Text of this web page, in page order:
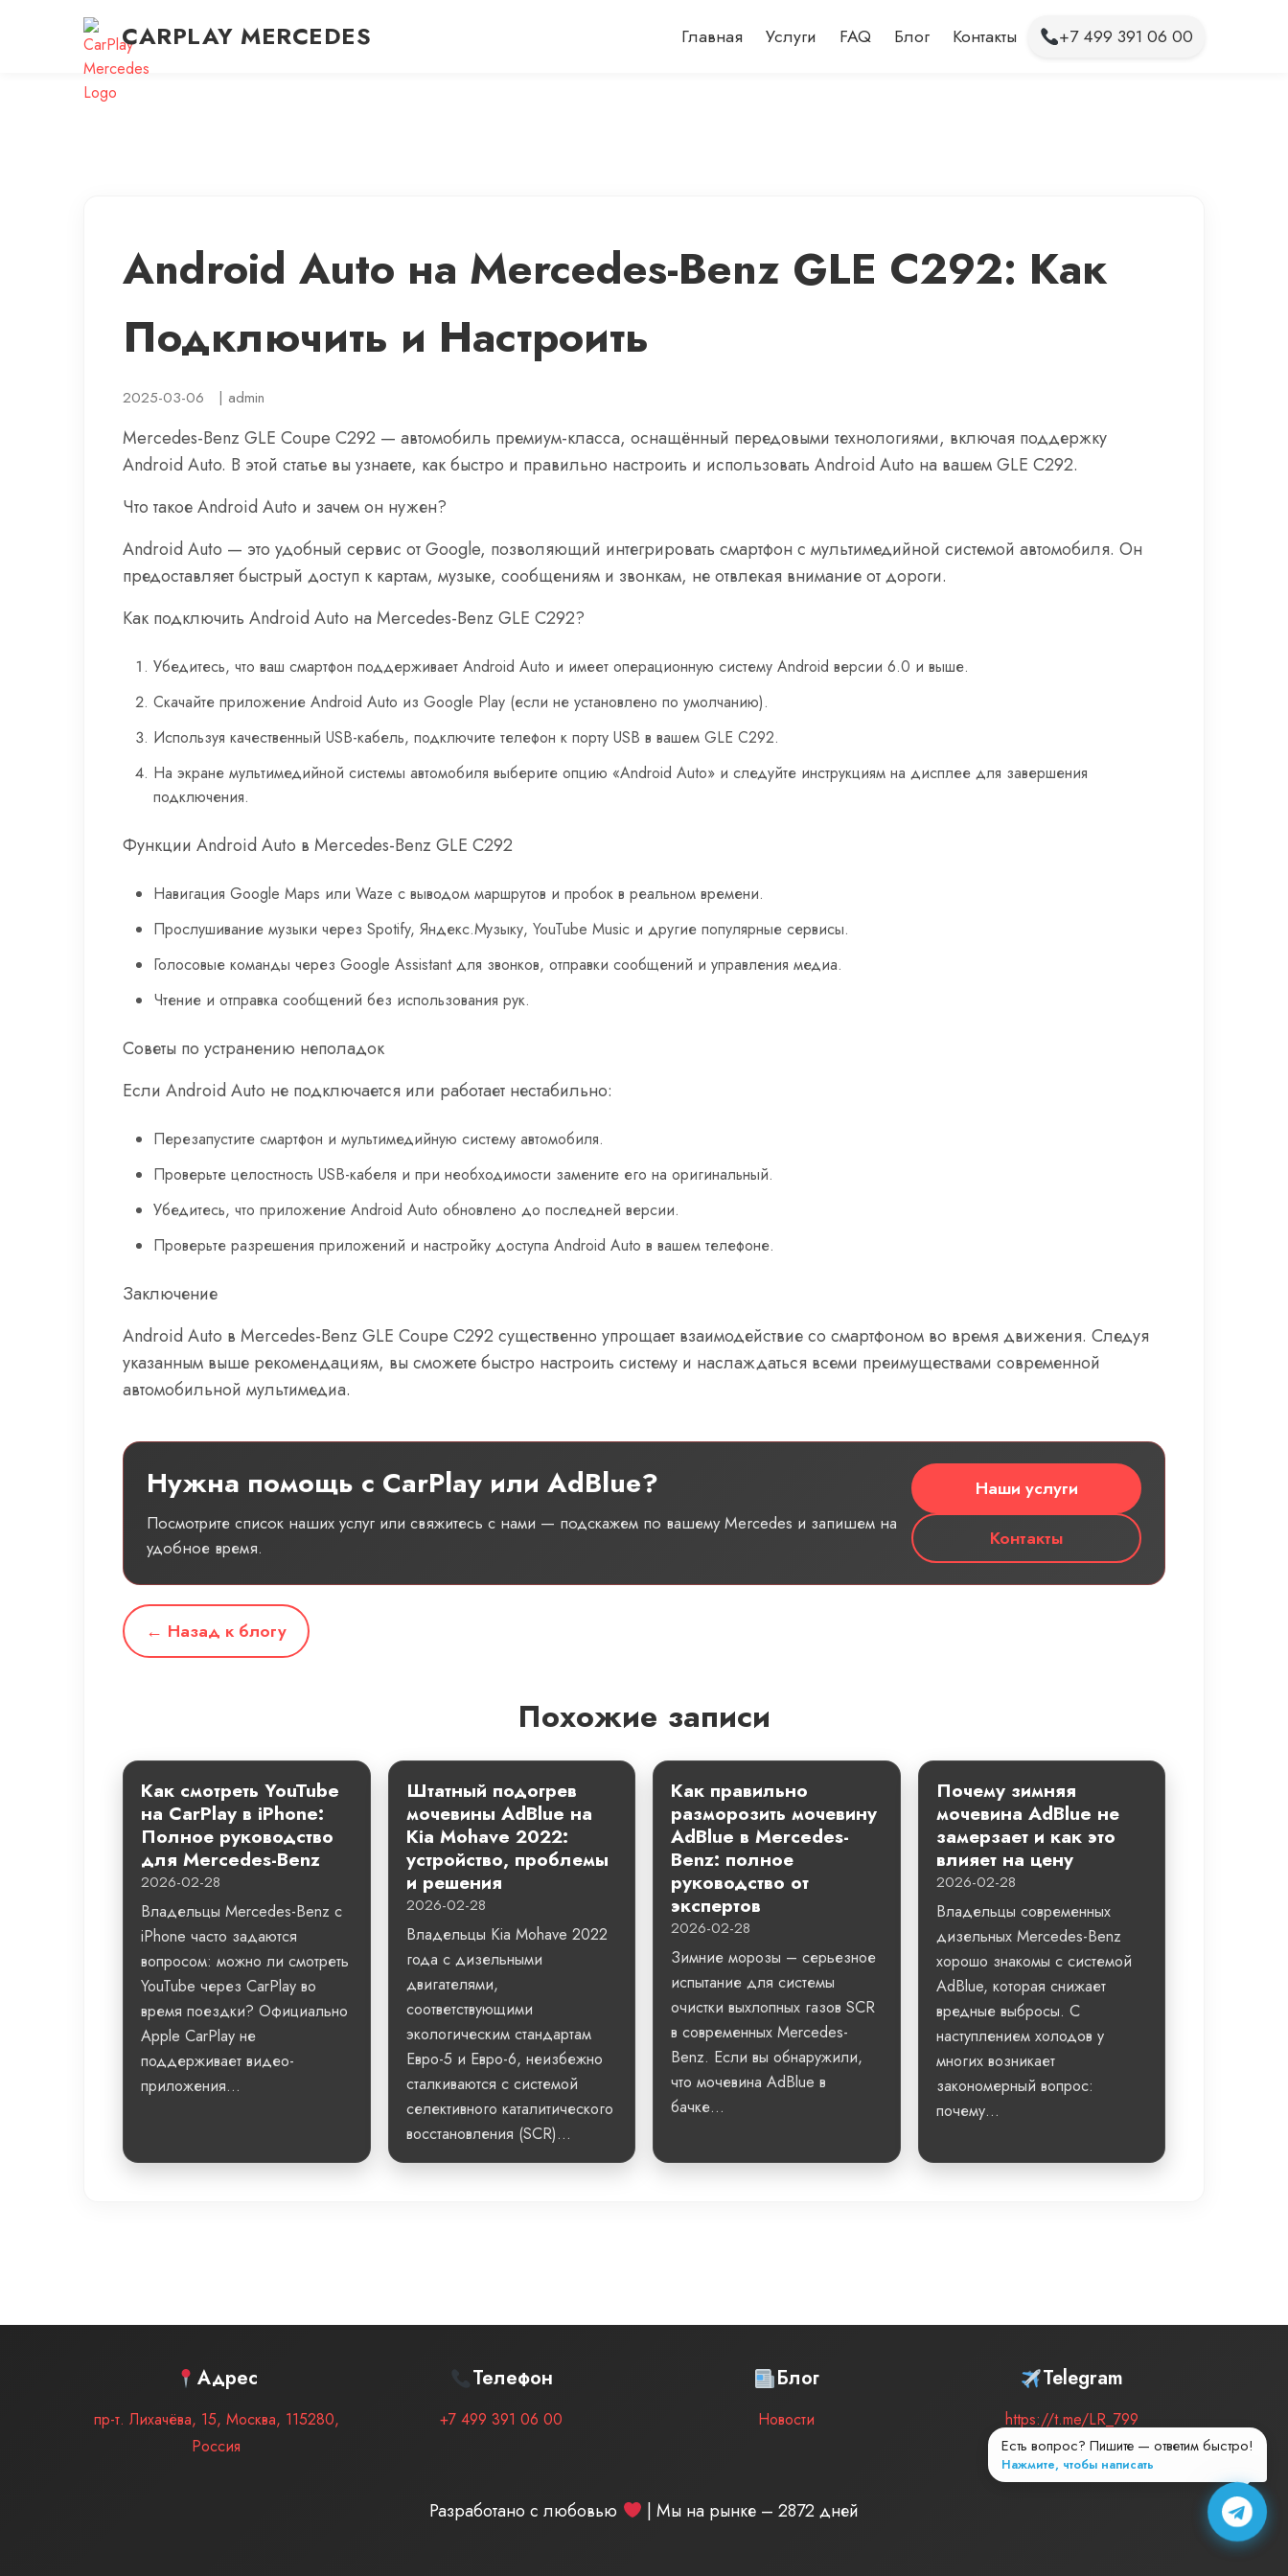
CARPLAY MERCEDES Главная Услуги FAQ Блог Контакты +7 499 391 06 00
Android Auto на Mercedes-Benz GLE C292: Как
Подключить и Настроить
2025-03-06 | admin
Mercedes-Benz GLE Coupe C292 — автомобиль премиум-класса, оснащённый передовыми технологиями, включая поддержку
Android Auto. В этой статье вы узнаете, как быстро и правильно настроить и использовать Android Auto на вашем GLE C292.
Что такое Android Auto и зачем он нужен?
Android Auto — это удобный сервис от Google, позволяющий интегрировать смартфон с мультимедийной системой автомобиля. Он
предоставляет быстрый доступ к картам, музыке, сообщениям и звонкам, не отвлекая внимание от дороги.
Как подключить Android Auto на Mercedes-Benz GLE C292?
Убедитесь, что ваш смартфон поддерживает Android Auto и имеет операционную систему Android версии 6.0 и выше.
Скачайте приложение Android Auto из Google Play (если не установлено по умолчанию).
Используя качественный USB-кабель, подключите телефон к порту USB в вашем GLE C292.
На экране мультимедийной системы автомобиля выберите опцию «Android Auto» и следуйте инструкциям на дисплее для завершения
подключения.
Функции Android Auto в Mercedes-Benz GLE C292
Навигация Google Maps или Waze с выводом маршрутов и пробок в реальном времени.
Прослушивание музыки через Spotify, Яндекс.Музыку, YouTube Music и другие популярные сервисы.
Голосовые команды через Google Assistant для звонков, отправки сообщений и управления медиа.
Чтение и отправка сообщений без использования рук.
Советы по устранению неполадок
Если Android Auto не подключается или работает нестабильно:
Перезапустите смартфон и мультимедийную систему автомобиля.
Проверьте целостность USB-кабеля и при необходимости замените его на оригинальный.
Убедитесь, что приложение Android Auto обновлено до последней версии.
Проверьте разрешения приложений и настройку доступа Android Auto в вашем телефоне.
Заключение
Android Auto в Mercedes-Benz GLE Coupe C292 существенно упрощает взаимодействие со смартфоном во время движения. Следуя
указанным выше рекомендациям, вы сможете быстро настроить систему и наслаждаться всеми преимуществами современной
автомобильной мультимедиа.
Нужна помощь с CarPlay или AdBlue?
Посмотрите список наших услуг или свяжитесь с нами — подскажем по вашему Mercedes и запишем на
удобное время.
Наши услуги
Контакты
← Назад к блогу
Похожие записи
Как смотреть YouTube
на CarPlay в iPhone:
Полное руководство
для Mercedes-Benz
2026-02-28
Владельцы Mercedes-Benz с
iPhone часто задаются
вопросом: можно ли смотреть
YouTube через CarPlay во
время поездки? Официально
Apple CarPlay не
поддерживает видео-
приложения...
Штатный подогрев
мочевины AdBlue на
Kia Mohave 2022:
устройство, проблемы
и решения
2026-02-28
Владельцы Kia Mohave 2022
года с дизельными
двигателями,
соответствующими
экологическим стандартам
Евро-5 и Евро-6, неизбежно
сталкиваются с системой
селективного каталитического
восстановления (SCR)...
Как правильно
разморозить мочевину
AdBlue в Mercedes-
Benz: полное
руководство от
экспертов
2026-02-28
Зимние морозы – серьезное
испытание для системы
очистки выхлопных газов SCR
в современных Mercedes-
Benz. Если вы обнаружили,
что мочевина AdBlue в
бачке...
Почему зимняя
мочевина AdBlue не
замерзает и как это
влияет на цену
2026-02-28
Владельцы современных
дизельных Mercedes-Benz
хорошо знакомы с системой
AdBlue, которая снижает
вредные выбросы. С
наступлением холодов у
многих возникает
закономерный вопрос:
почему...
Адрес
пр-т. Лихачёва, 15, Москва, 115280,
Россия
Телефон
+7 499 391 06 00
Блог
Новости
Telegram
https://t.me/LR_799
Разработано с любовью | Мы на рынке – 2872дней
Есть вопрос? Пишите — ответим быстро!
Нажмите, чтобы написать